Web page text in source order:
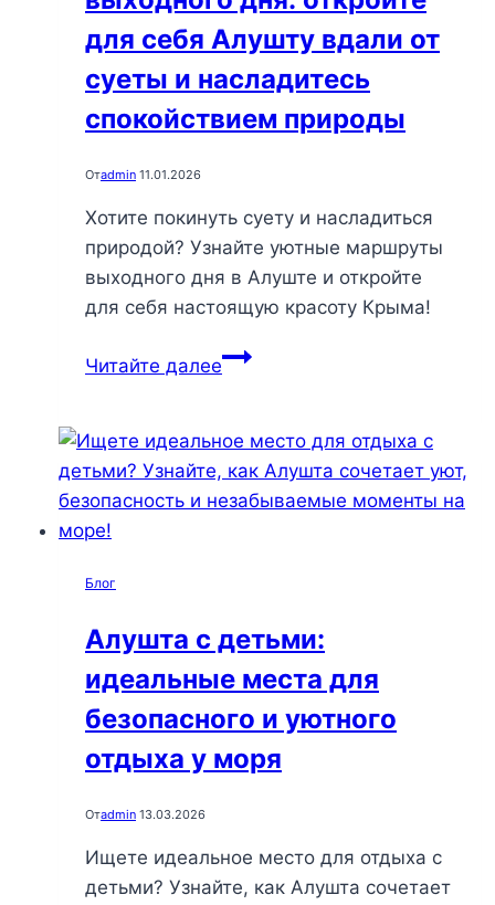
для себя Алушту вдали от
суеты и насладитесь
спокойствием природы
Отadmin 11.01.2026
Хотите покинуть суету и насладиться
природой? Узнайте уютные маршруты
выходного дня в Алуште и откройте
для себя настоящую красоту Крыма!
Читайте далееУютные
дня:
откройте
для
суеты
и
насладитесь
природы
Блог
Алушта с детьми:
идеальные места для
безопасного и уютного
отдыха у моря
Отadmin 13.03.2026
Ищете идеальное место для отдыха с
детьми? Узнайте, как Алушта сочетает